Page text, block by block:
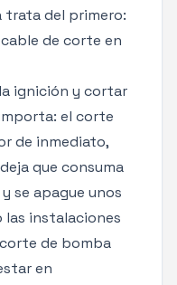
trata del primero:
de corte en
ignición y cortar
el corte
de inmediato,
que consuma
se apague unos
las instalaciones
de bomba
en